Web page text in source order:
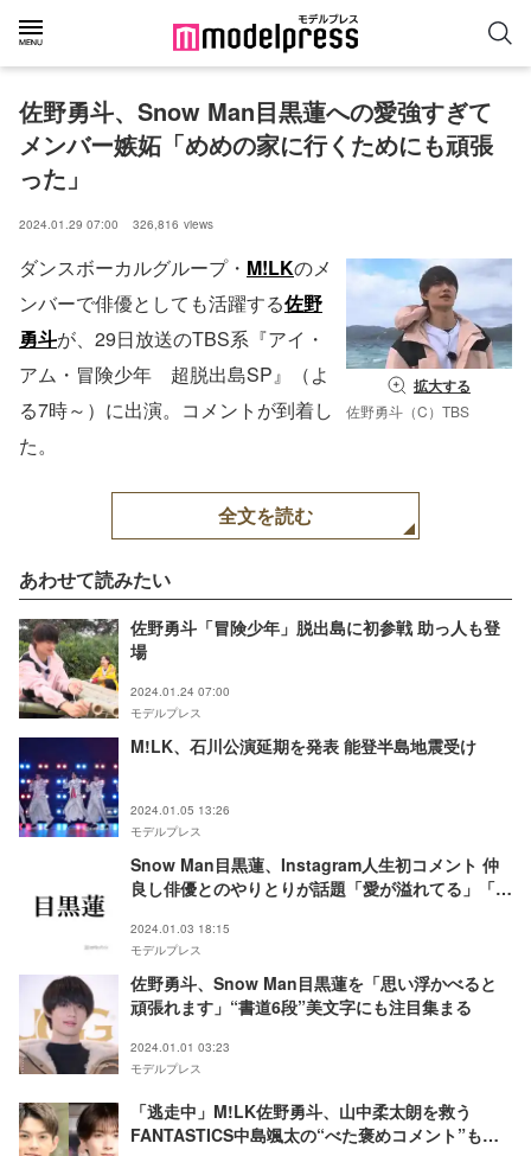
佐野勇斗、Snow Man目黒蓮への愛強すぎて
メンバー嫉妬「めめの家に行くためにも頑張
った」
2024.01.29 07:00 326,816 views
拡大する
佐野勇斗（C）TBS
ダンスボーカルグループ・ M!LKのメ
ンバーで俳優としても活躍する佐野
勇斗が、29日放送のTBS系『アイ・
アム・冒険少年 超脱出島SP』（よ
る7時～）に出演。コメントが到着し
た。
全文を読む
あわせて読みたい
佐野勇斗「冒険少年」脱出島に初参戦 助っ人も登
場
2024.01.24 07:00
モデルプレス
M!LK、石川公演延期を発表 能登半島地震受け
2024.01.05 13:26
モデルプレス
Snow Man目黒蓮、Instagram人生初コメント 仲
良し俳優とのやりとりが話題「愛が溢れてる」「可
2024.01.03 18:15
モデルプレス
佐野勇斗、Snow Man目黒蓮を「思い浮かべると
頑張れます」“書道6段”美文字にも注目集まる
2024.01.01 03:23
モデルプレス
「逃走中」M!LK佐野勇斗、山中柔太朗を救う
FANTASTICS中島颯太の“べた褒めコメント”も話